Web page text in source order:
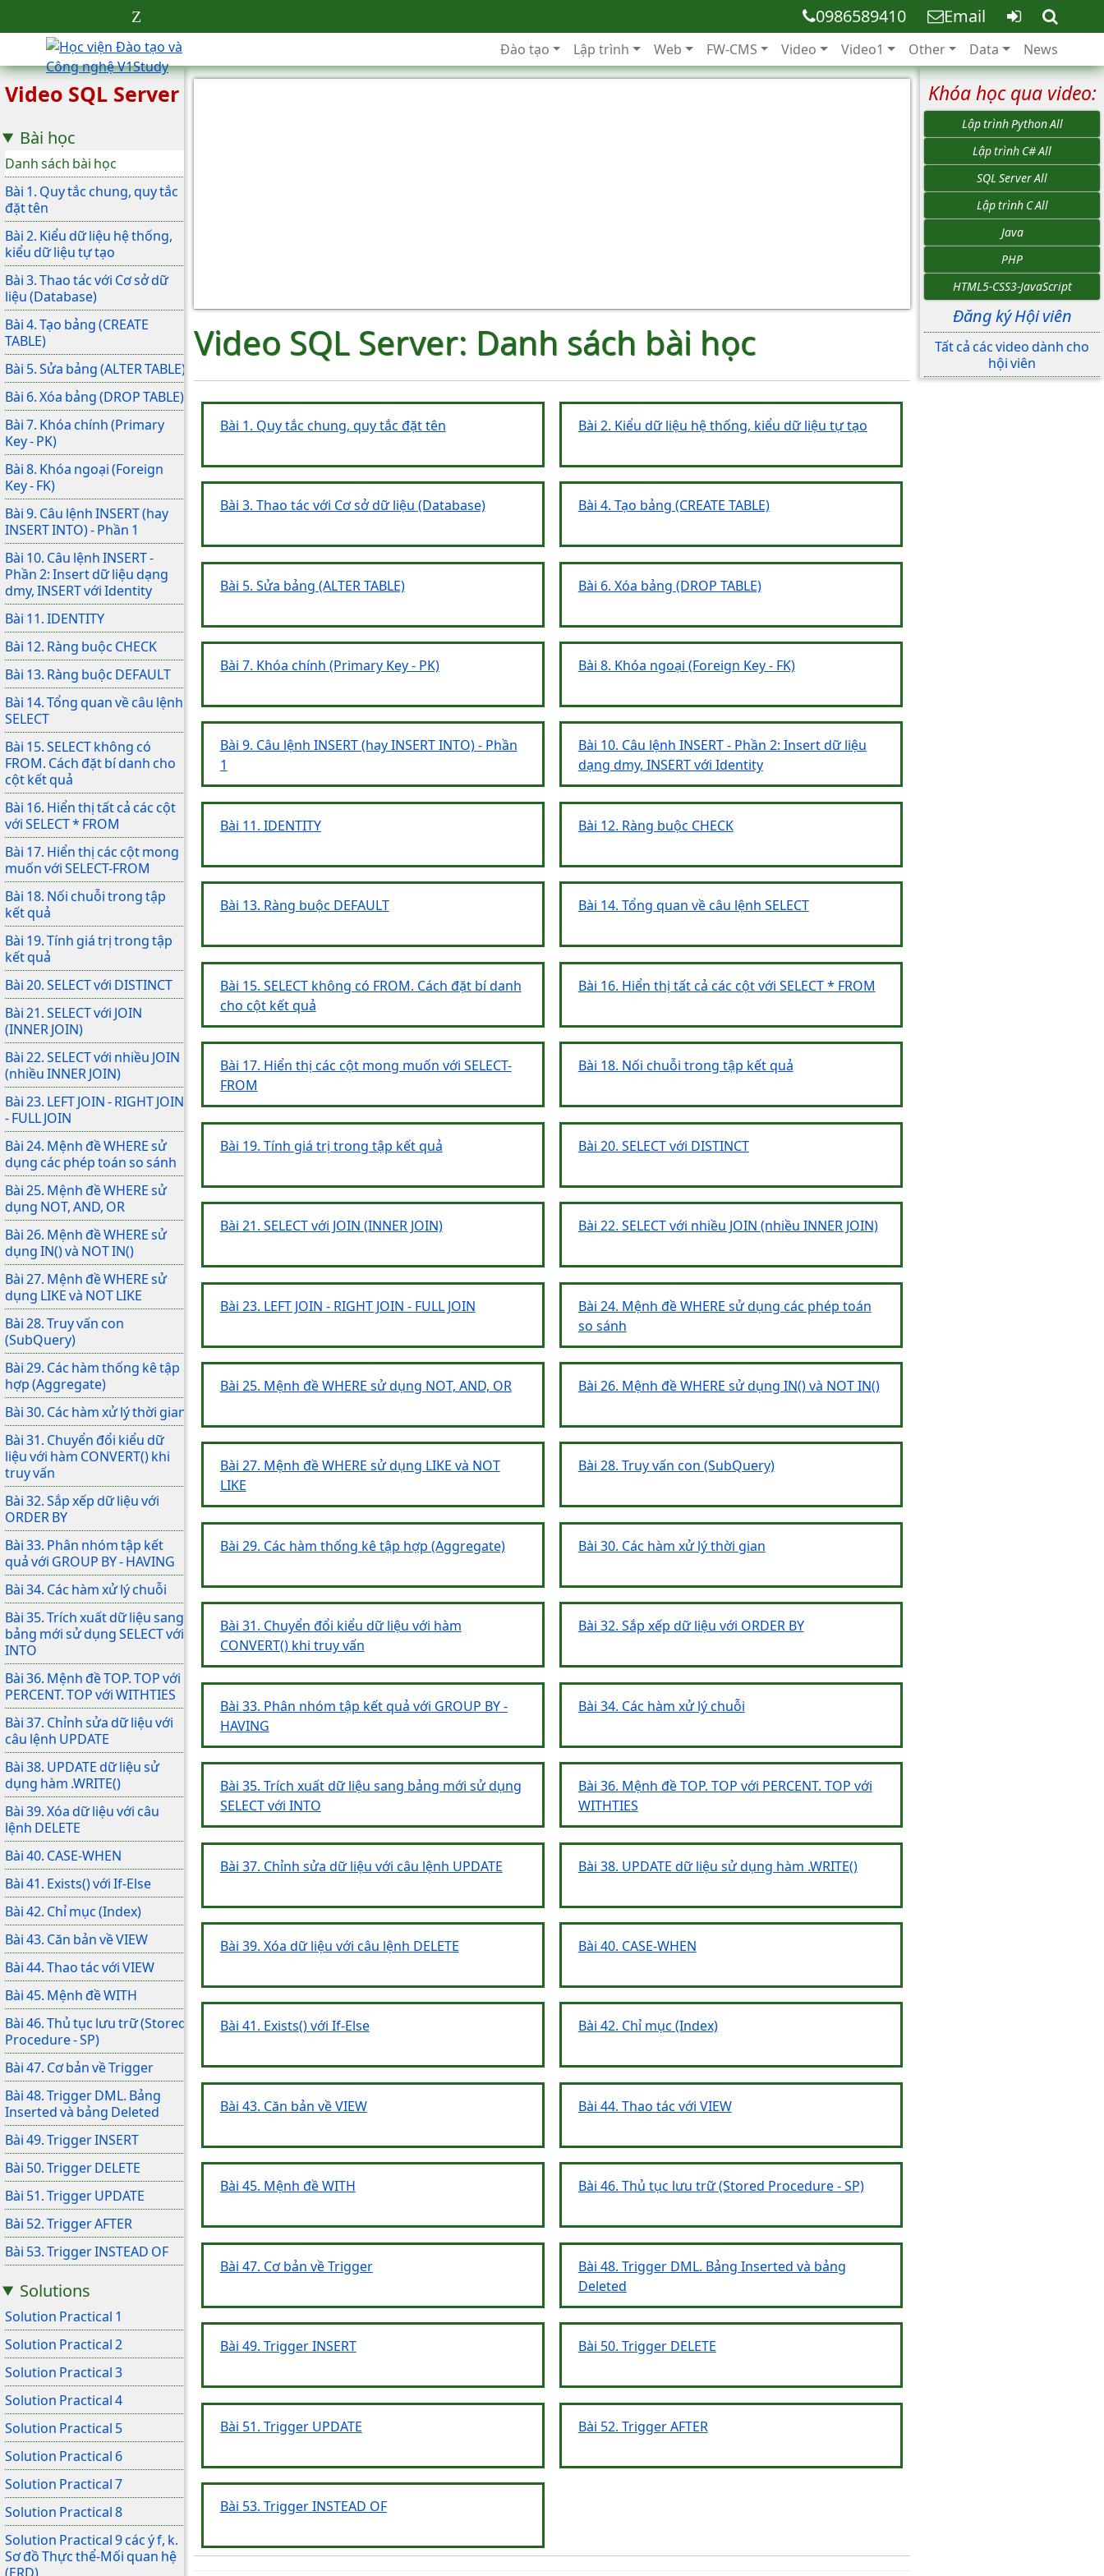
0986589410 Email
Đào tạo Lập trình Web FW-CMS Video Video1 Other Data News
Video SQL Server
Bài học
Danh sách bài học
Bài 1. Quy tắc chung, quy tắc
đặt tên
Bài 2. Kiểu dữ liệu hệ thống,
kiểu dữ liệu tự tạo
Bài 3. Thao tác với Cơ sở dữ
liệu (Database)
Bài 4. Tạo bảng (CREATE
TABLE)
Bài 5. Sửa bảng (ALTER TABLE)
Bài 6. Xóa bảng (DROP TABLE)
Bài 7. Khóa chính (Primary
Key - PK)
Bài 8. Khóa ngoại (Foreign
Key - FK)
Bài 9. Câu lệnh INSERT (hay
INSERT INTO) - Phần 1
Bài 10. Câu lệnh INSERT -
Phần 2: Insert dữ liệu dạng
dmy, INSERT với Identity
Bài 11. IDENTITY
Bài 12. Ràng buộc CHECK
Bài 13. Ràng buộc DEFAULT
Bài 14. Tổng quan về câu lệnh
SELECT
Bài 15. SELECT không có
FROM. Cách đặt bí danh cho
cột kết quả
Bài 16. Hiển thị tất cả các cột
với SELECT * FROM
Bài 17. Hiển thị các cột mong
muốn với SELECT-FROM
Bài 18. Nối chuỗi trong tập
kết quả
Bài 19. Tính giá trị trong tập
kết quả
Bài 20. SELECT với DISTINCT
Bài 21. SELECT với JOIN
(INNER JOIN)
Bài 22. SELECT với nhiều JOIN
(nhiều INNER JOIN)
Bài 23. LEFT JOIN - RIGHT JOIN
- FULL JOIN
Bài 24. Mệnh đề WHERE sử
dụng các phép toán so sánh
Bài 25. Mệnh đề WHERE sử
dụng NOT, AND, OR
Bài 26. Mệnh đề WHERE sử
dụng IN() và NOT IN()
Bài 27. Mệnh đề WHERE sử
dụng LIKE và NOT LIKE
Bài 28. Truy vấn con
(SubQuery)
Bài 29. Các hàm thống kê tập
hợp (Aggregate)
Bài 30. Các hàm xử lý thời gian
Bài 31. Chuyển đổi kiểu dữ
liệu với hàm CONVERT() khi
truy vấn
Bài 32. Sắp xếp dữ liệu với
ORDER BY
Bài 33. Phân nhóm tập kết
quả với GROUP BY - HAVING
Bài 34. Các hàm xử lý chuỗi
Bài 35. Trích xuất dữ liệu sang
bảng mới sử dụng SELECT với
INTO
Bài 36. Mệnh đề TOP. TOP với
PERCENT. TOP với WITHTIES
Bài 37. Chỉnh sửa dữ liệu với
câu lệnh UPDATE
Bài 38. UPDATE dữ liệu sử
dụng hàm .WRITE()
Bài 39. Xóa dữ liệu với câu
lệnh DELETE
Bài 40. CASE-WHEN
Bài 41. Exists() với If-Else
Bài 42. Chỉ mục (Index)
Bài 43. Căn bản về VIEW
Bài 44. Thao tác với VIEW
Bài 45. Mệnh đề WITH
Bài 46. Thủ tục lưu trữ (Stored
Procedure - SP)
Bài 47. Cơ bản về Trigger
Bài 48. Trigger DML. Bảng
Inserted và bảng Deleted
Bài 49. Trigger INSERT
Bài 50. Trigger DELETE
Bài 51. Trigger UPDATE
Bài 52. Trigger AFTER
Bài 53. Trigger INSTEAD OF
Solutions
Solution Practical 1
Solution Practical 2
Solution Practical 3
Solution Practical 4
Solution Practical 5
Solution Practical 6
Solution Practical 7
Solution Practical 8
Solution Practical 9 các ý f, k.
Sơ đồ Thực thể-Mối quan hệ
Video SQL Server: Danh sách bài học
Bài 1. Quy tắc chung, quy tắc đặt tên Bài 2. Kiểu dữ liệu hệ thống, kiểu dữ liệu tự tạo
Bài 3. Thao tác với Cơ sở dữ liệu (Database) Bài 4. Tạo bảng (CREATE TABLE)
Bài 5. Sửa bảng (ALTER TABLE) Bài 6. Xóa bảng (DROP TABLE)
Bài 7. Khóa chính (Primary Key - PK) Bài 8. Khóa ngoại (Foreign Key - FK)
Bài 9. Câu lệnh INSERT (hay INSERT INTO) - Phần
1
Bài 10. Câu lệnh INSERT - Phần 2: Insert dữ liệu
dạng dmy, INSERT với Identity
Bài 11. IDENTITY Bài 12. Ràng buộc CHECK
Bài 13. Ràng buộc DEFAULT Bài 14. Tổng quan về câu lệnh SELECT
Bài 15. SELECT không có FROM. Cách đặt bí danh
cho cột kết quả
Bài 16. Hiển thị tất cả các cột với SELECT * FROM
Bài 17. Hiển thị các cột mong muốn với SELECT-
FROM
Bài 18. Nối chuỗi trong tập kết quả
Bài 19. Tính giá trị trong tập kết quả Bài 20. SELECT với DISTINCT
Bài 21. SELECT với JOIN (INNER JOIN) Bài 22. SELECT với nhiều JOIN (nhiều INNER JOIN)
Bài 23. LEFT JOIN - RIGHT JOIN - FULL JOIN
Bài 24. Mệnh đề WHERE sử dụng các phép toán
so sánh
Bài 25. Mệnh đề WHERE sử dụng NOT, AND, OR Bài 26. Mệnh đề WHERE sử dụng IN() và NOT IN()
Bài 27. Mệnh đề WHERE sử dụng LIKE và NOT
LIKE
Bài 28. Truy vấn con (SubQuery)
Bài 29. Các hàm thống kê tập hợp (Aggregate) Bài 30. Các hàm xử lý thời gian
Bài 31. Chuyển đổi kiểu dữ liệu với hàm
CONVERT() khi truy vấn
Bài 32. Sắp xếp dữ liệu với ORDER BY
Bài 33. Phân nhóm tập kết quả với GROUP BY -
HAVING
Bài 34. Các hàm xử lý chuỗi
Bài 35. Trích xuất dữ liệu sang bảng mới sử dụng
SELECT với INTO
Bài 36. Mệnh đề TOP. TOP với PERCENT. TOP với
WITHTIES
Bài 37. Chỉnh sửa dữ liệu với câu lệnh UPDATE Bài 38. UPDATE dữ liệu sử dụng hàm .WRITE()
Bài 39. Xóa dữ liệu với câu lệnh DELETE Bài 40. CASE-WHEN
Bài 41. Exists() với If-Else Bài 42. Chỉ mục (Index)
Bài 43. Căn bản về VIEW Bài 44. Thao tác với VIEW
Bài 45. Mệnh đề WITH Bài 46. Thủ tục lưu trữ (Stored Procedure - SP)
Bài 47. Cơ bản về Trigger
Bài 48. Trigger DML. Bảng Inserted và bảng
Deleted
Bài 49. Trigger INSERT Bài 50. Trigger DELETE
Bài 51. Trigger UPDATE Bài 52. Trigger AFTER
Bài 53. Trigger INSTEAD OF
Khóa học qua video:
Lập trình Python All
Lập trình C# All
SQL Server All
Lập trình C All
Java
PHP
HTML5-CSS3-JavaScript
Đăng ký Hội viên
Tất cả các video dành cho
hội viên